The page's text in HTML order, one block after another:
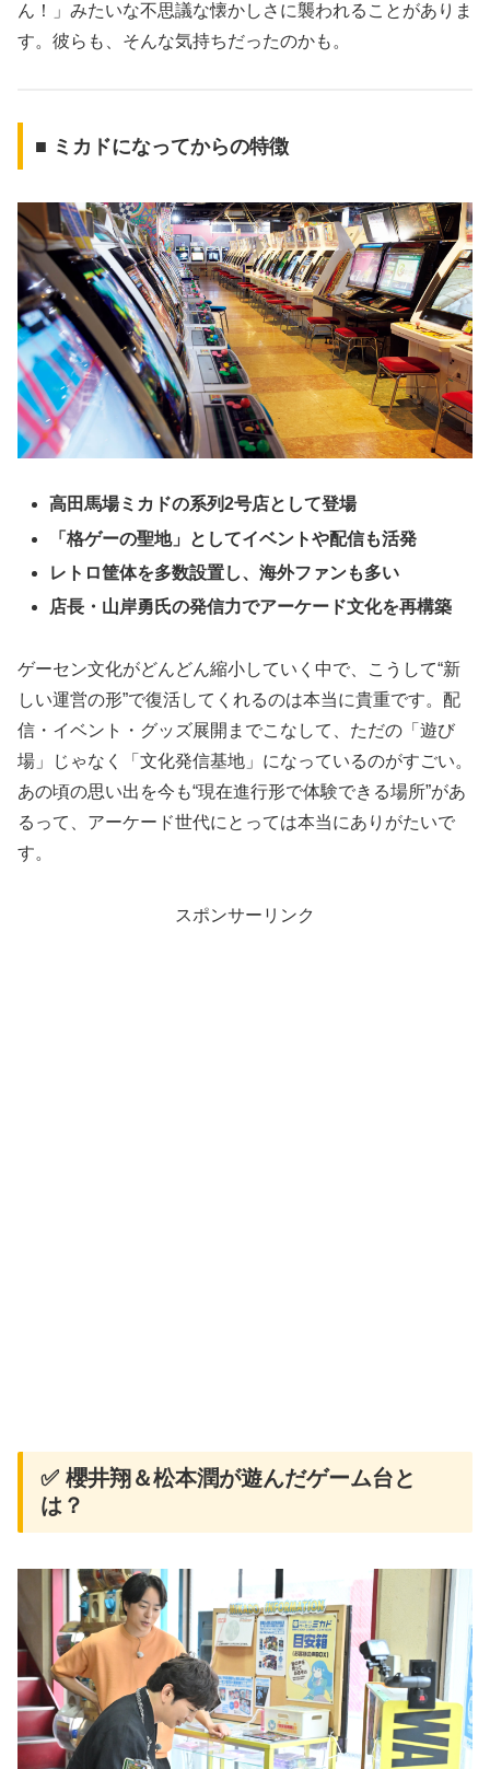
ん！」みたいな不思議な懐かしさに襲われることがありま
す。彼らも、そんな気持ちだったのかも。
■ ミカドになってからの特徴
高田馬場ミカドの系列2号店として登場
「格ゲーの聖地」としてイベントや配信も活発
レトロ筐体を多数設置し、海外ファンも多い
店長・山岸勇氏の発信力でアーケード文化を再構築
ゲーセン文化がどんどん縮小していく中で、こうして“新
しい運営の形”で復活してくれるのは本当に貴重です。配
信・イベント・グッズ展開までこなして、ただの「遊び
場」じゃなく「文化発信基地」になっているのがすごい。
あの頃の思い出を今も“現在進行形で体験できる場所”があ
るって、アーケード世代にとっては本当にありがたいで
す。
スポンサーリンク
✅ 櫻井翔＆松本潤が遊んだゲーム台と
は？